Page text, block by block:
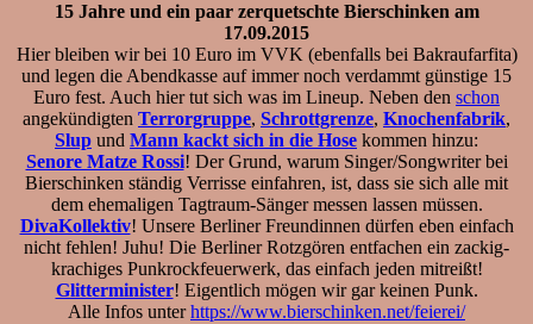
15 Jahre und ein paar zerquetschte Bierschinken am
17.09.2015
Hier bleiben wir bei 10 Euro im VVK (ebenfalls bei Bakraufarfita)
und legen die Abendkasse auf immer noch verdammt günstige 15
Euro fest. Auch hier tut sich was im Lineup. Neben den schon
angekündigten Terrorgruppe, Schrottgrenze, Knochenfabrik,
Slup und Mann kackt sich in die Hose kommen hinzu:
Senore Matze Rossi! Der Grund, warum Singer/Songwriter bei
Bierschinken ständig Verrisse einfahren, ist, dass sie sich alle mit
dem ehemaligen Tagtraum-Sänger messen lassen müssen.
DivaKollektiv! Unsere Berliner Freundinnen dürfen eben einfach
nicht fehlen! Juhu! Die Berliner Rotzgören entfachen ein zackig-
krachiges Punkrockfeuerwerk, das einfach jeden mitreißt!
Glitterminister! Eigentlich mögen wir gar keinen Punk.
Alle Infos unterhttps://www.bierschinken.net/feierei/